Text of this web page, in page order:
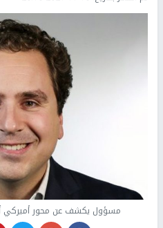
مسؤول يكشف عن محور أميركي